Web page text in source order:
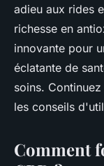
adieu aux rides
richesse en
innovante pour
éclatante de
soins.
les conseils
Comment